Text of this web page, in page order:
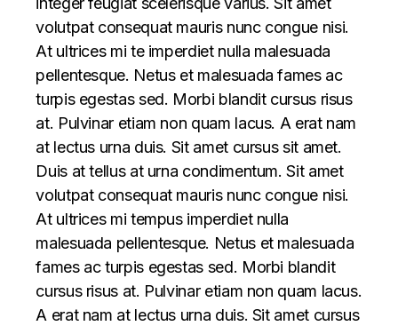
volutpat consequat mauris nunc congue nisi.
At ultrices mi te imperdiet nulla malesuada
pellentesque. Netus et malesuada fames ac
turpis egestas sed. Morbi blandit cursus risus
at. Pulvinar etiam non quam lacus. A erat nam
at lectus urna duis. Sit amet cursus sit amet.
Duis at tellus at urna condimentum. Sit amet
volutpat consequat mauris nunc congue nisi.
At ultrices mi tempus imperdiet nulla
malesuada pellentesque. Netus et malesuada
fames ac turpis egestas sed. Morbi blandit
cursus risus at. Pulvinar etiam non quam lacus.
A erat nam at lectus urna duis. Sit amet cursus